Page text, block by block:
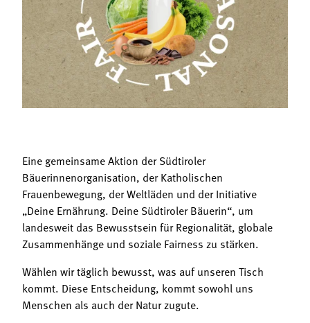
Mitgliedschaft
Landessekretariat
Bäuerliche Buffets
Hofgeschichten
Eine gemeinsame Aktion der Südtiroler
Bäuerinnenorganisation, der Katholischen
Frauenbewegung, der Weltläden und der Initiative
„Deine Ernährung. Deine Südtiroler Bäuerin“, um
landesweit das Bewusstsein für Regionalität, globale
Zusammenhänge und soziale Fairness zu stärken.
Wählen wir täglich bewusst, was auf unseren Tisch
kommt. Diese Entscheidung, kommt sowohl uns
Menschen als auch der Natur zugute.